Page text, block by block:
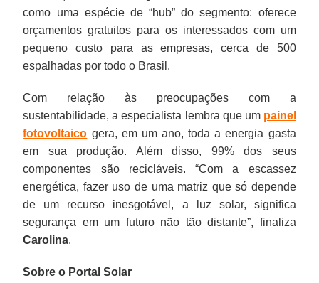
como uma espécie de “hub” do segmento: oferece
orçamentos gratuitos para os interessados com um
pequeno custo para as empresas, cerca de 500
espalhadas por todo o Brasil.
Com relação às preocupações com a
sustentabilidade, a especialista lembra que um painel
fotovoltaico gera, em um ano, toda a energia gasta
em sua produção. Além disso, 99% dos seus
componentes são recicláveis. “Com a escassez
energética, fazer uso de uma matriz que só depende
de um recurso inesgotável, a luz solar, significa
segurança em um futuro não tão distante”, finaliza
Carolina.
Sobre o Portal Solar